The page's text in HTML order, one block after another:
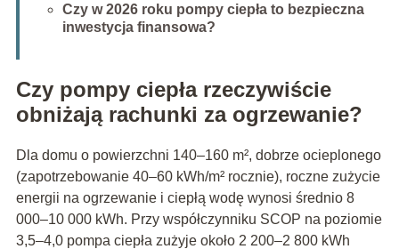
Czy w 2026 roku pompy ciepła to bezpieczna
inwestycja finansowa?
Czy pompy ciepła rzeczywiście
obniżają rachunki za ogrzewanie?
Dla domu o powierzchni 140–160 m², dobrze ocieplonego
(zapotrzebowanie 40–60 kWh/m² rocznie), roczne zużycie
energii na ogrzewanie i ciepłą wodę wynosi średnio 8
000–10 000 kWh. Przy współczynniku SCOP na poziomie
3,5–4,0 pompa ciepła zużyje około 2 200–2 800 kWh